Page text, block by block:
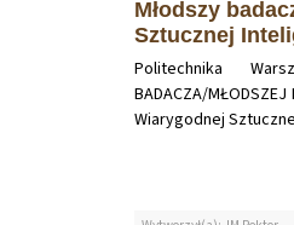
Młodszy
Sztucznej
Politechnika
BADACZA/
Wiarygodnej